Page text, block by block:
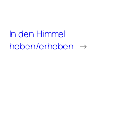
In den Himmel
heben/erheben →